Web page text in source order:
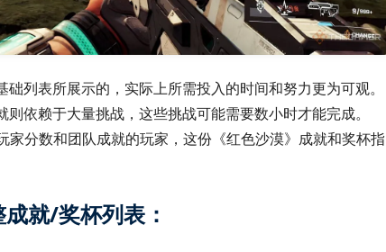
列表所展示的，实际上所需投入的时间和努力更为可观。
依赖于大量挑战，这些挑战可能需要数小时才能完成。
家分数和团队成就的玩家，这份《红色沙漠》成就和奖杯指
就/奖杯列表：